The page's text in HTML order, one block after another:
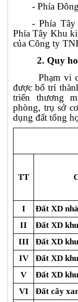
- Phía
- Phía
Phía Tây Khu
của Công ty
2. Quy
Phạm vi
được bố trí
triển thương
phòng, trụ sở
dụng đất tổng
TT
I
Đất XD
II
Đất XD
III
Đất XD
IV
Đất XD
V
Đất XD
VI
Đất cây